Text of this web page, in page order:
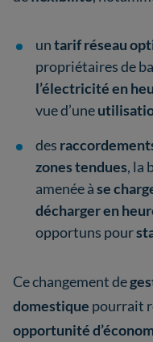
untarif réseau
propriétaires de
l’électricité en
vue d’une
des
zones tendues, la
amenée àse
décharger en
opportuns pour
Ce changement de
domestique pourrait
opportunité